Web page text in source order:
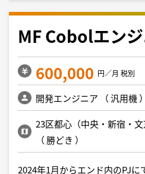
MF Cobolエン
600,000 円／月 税別
開発エンジニア （汎用機）
23区都心（中央・新宿・文
（ 勝どき ）
2024年1月からエンド内のPJに